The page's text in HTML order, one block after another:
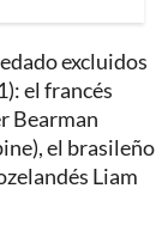
excluidos
el francés
Bearman
el brasileño
Liam